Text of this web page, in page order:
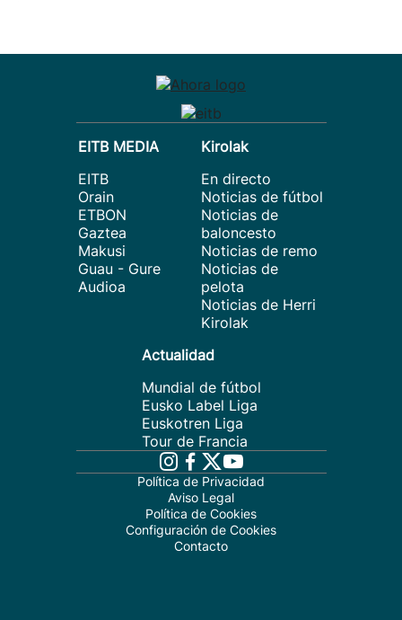
EITB MEDIA
EITB
Orain
ETBON
Gaztea
Makusi
Guau - Gure
Audioa
Kirolak
En directo
Noticias de fútbol
Noticias de
baloncesto
Noticias de remo
Noticias de
pelota
Noticias de Herri
Kirolak
Actualidad
Mundial de fútbol
Eusko Label Liga
Euskotren Liga
Tour de Francia
Política de Privacidad
Aviso Legal
Política de Cookies
Configuración de Cookies
Contacto